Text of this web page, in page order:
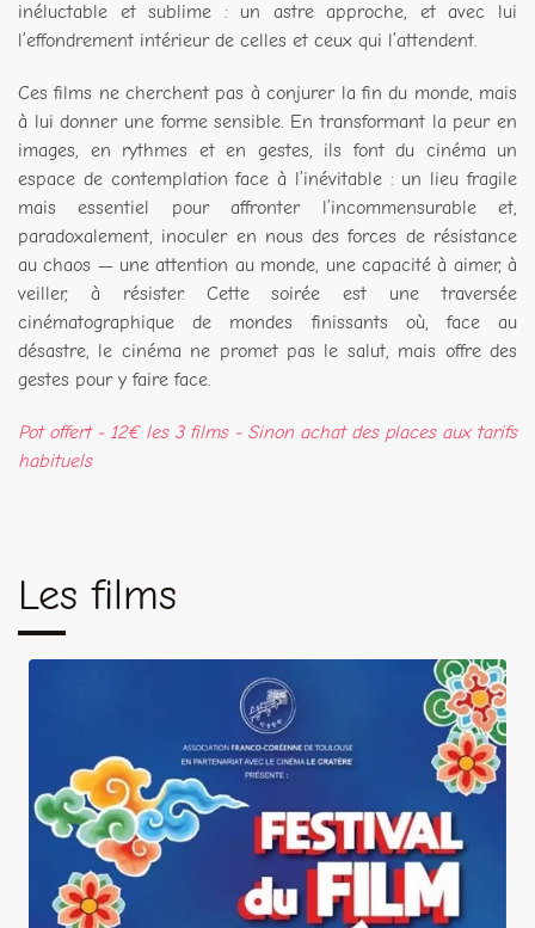
inéluctable et sublime : un astre approche, et avec lui
l’effondrement intérieur de celles et ceux qui l’attendent.
Ces films ne cherchent pas à conjurer la fin du monde, mais
à lui donner une forme sensible. En transformant la peur en
images, en rythmes et en gestes, ils font du cinéma un
espace de contemplation face à l’inévitable : un lieu fragile
mais essentiel pour affronter l’incommensurable et,
paradoxalement, inoculer en nous des forces de résistance
au chaos — une attention au monde, une capacité à aimer, à
veiller, à résister. Cette soirée est une traversée
cinématographique de mondes finissants où, face au
désastre, le cinéma ne promet pas le salut, mais offre des
gestes pour y faire face.
Pot offert - 12€ les 3 films - Sinon achat des places aux tarifs
habituels
Les films